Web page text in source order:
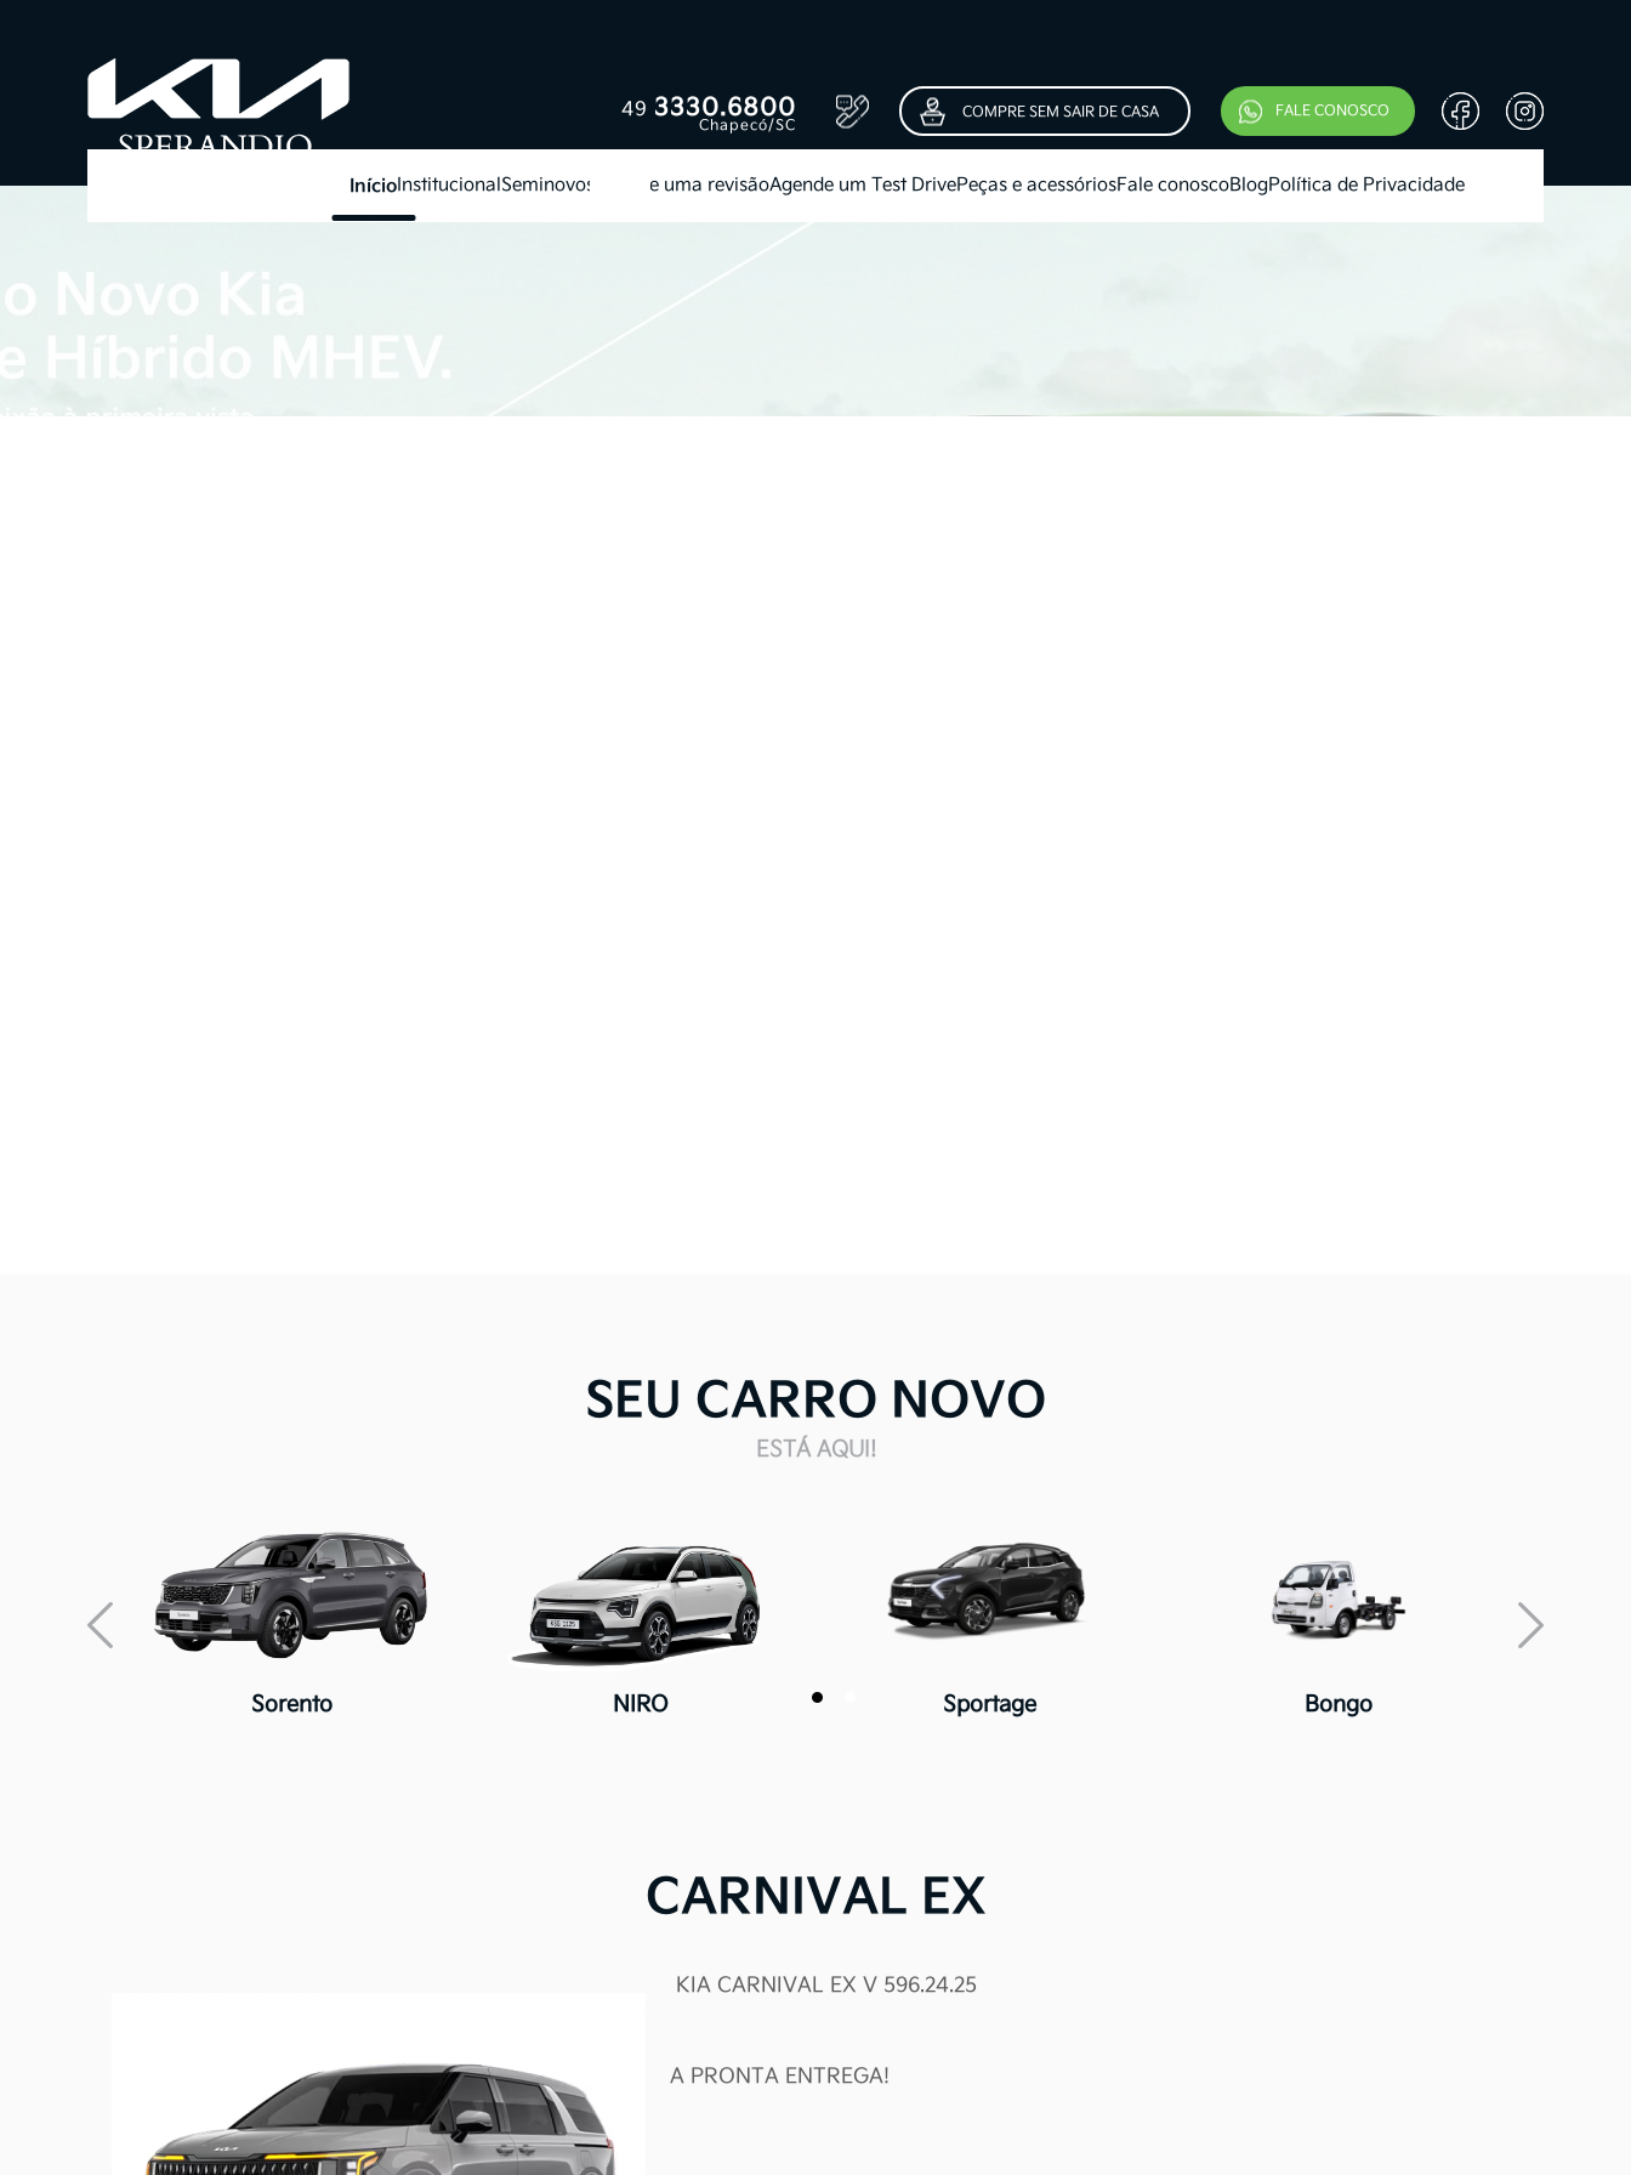
49 3330.6800
Chapecó/SC
COMPRE SEM SAIR DE CASA FALE CONOSCO
InícioInstitucionalSeminovos Agende uma revisãoAgende um Test DrivePeças e acessóriosFale conoscoBlogPolítica de Privacidade
SEU CARRO NOVO
ESTÁ AQUI!
Sorento NIRO Sportage Bongo
CARNIVAL EX
KIA CARNIVAL EX V 596.24.25
A PRONTA ENTREGA!